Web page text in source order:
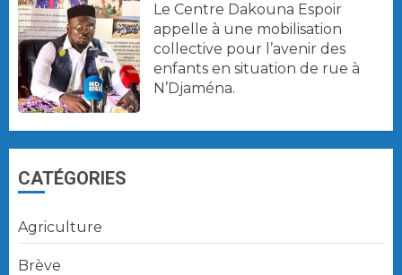
Le Centre Dakouna Espoir
appelle à une mobilisation
collective pour l’avenir des
enfants en situation de rue à
N’Djaména.
CATÉGORIES
Agriculture
Brève